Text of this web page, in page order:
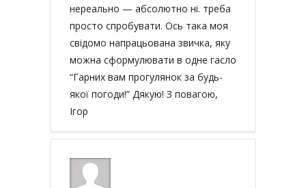
нереально — абсолютно ні. треба
просто спробувати. Ось така моя
свідомо напрацьована звичка, яку
можна сформулювати в одне гасло
“Гарних вам прогулянок за будь-
якої погоди!” Дякую! З повагою,
Ігор